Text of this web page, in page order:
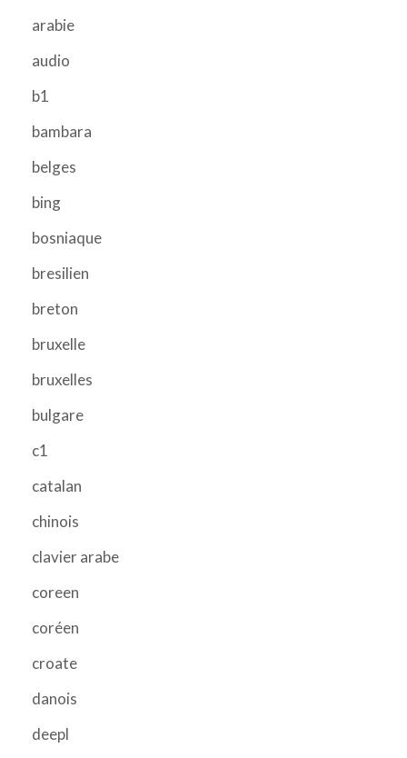
arabie
audio
b1
bambara
belges
bing
bosniaque
bresilien
breton
bruxelle
bruxelles
bulgare
c1
catalan
chinois
clavier arabe
coreen
coréen
croate
danois
deepl